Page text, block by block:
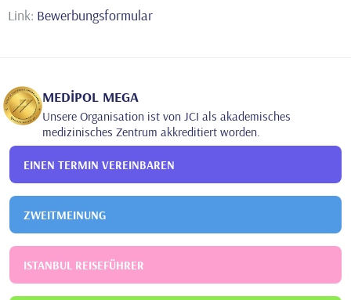
Link: Bewerbungsformular
MEDİPOL MEGA
Unsere Organisation ist von JCI als akademisches
medizinisches Zentrum akkreditiert worden.
EINEN TERMIN VEREINBAREN
ZWEITMEINUNG
ISTANBUL REISEFÜHRER